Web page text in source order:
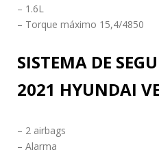
– 1.6L
– Torque máximo 15,4/4850
SISTEMA DE
2021 HYUNDAI
– 2 airbags
– Alarma